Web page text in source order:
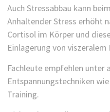
Auch Stressabbau kann
Anhaltender Stress erhöht
Cortisol im Körper und
Einlagerung von viszeralem
Fachleute empfehlen unter
Entspannungstechniken
Training.